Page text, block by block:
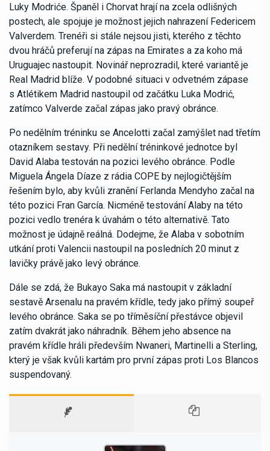
Luky Modriće. Španěl i Chorvat hrají na zcela odlišných
postech, ale spojuje je možnost jejich nahrazení Federicem
Valverdem. Trenéři si stále nejsou jisti, kterého z těchto
dvou hráčů preferují na zápas na Emirates a za koho má
Uruguajec nastoupit. Novinář neprozradil, které variantě je
Real Madrid blíže. V podobné situaci v odvetném zápase
s Atlétikem Madrid nastoupil od začátku Luka Modrić,
zatímco Valverde začal zápas jako pravý obránce.
Po nedělním tréninku se Ancelotti začal zamýšlet nad třetím
otazníkem sestavy. Při nedělní tréninkové jednotce byl
David Alaba testován na pozici levého obránce. Podle
Miguela Ángela Díaze z rádia COPE by nejlogičtějším
řešením bylo, aby kvůli zranění Ferlanda Mendyho začal na
této pozici Fran García. Nicméně testování Alaby na této
pozici vedlo trenéra k úvahám o této alternativě. Tato
možnost je údajně reálná. Dodejme, že Alaba v sobotním
utkání proti Valencii nastoupil na posledních 20 minut z
lavičky právě jako levý obránce.
Dále se zdá, že Bukayo Saka má nastoupit v základní
sestavě Arsenalu na pravém křídle, tedy jako přímý soupeř
levého obránce. Saka se po tříměsíční přestávce objevil
zatím dvakrát jako náhradník. Během jeho absence na
pravém křídle hráli především Nwaneri, Martinelli a Sterling,
který je však kvůli kartám pro první zápas proti Los Blancos
suspendovaný.